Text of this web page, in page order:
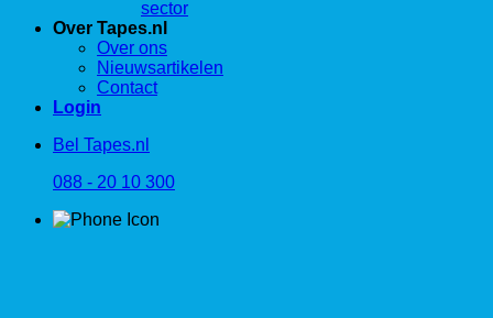
sector
Over Tapes.nl
Over ons
Nieuwsartikelen
Contact
Login
Bel Tapes.nl
088 - 20 10 300